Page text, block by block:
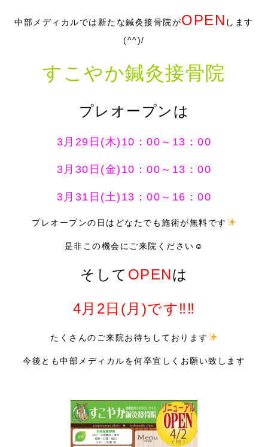
中部メディカルでは新たな鍼灸接骨院がOPEN します
(^^)/
すこやか鍼灸接骨院
プレオープンは
3月29日(木)10：00～13：00
3月30日(金)10：00～13：00
3月31日(土)13：00～16：00
プレオープンの日はどなたでも施術が無料です
是非この機会にご来院ください☺
そして OPENは
4月2日(月)です‼‼
たくさんのご来院お待ちしております
今後とも中部メディカルを何卒宜しくお願い致します